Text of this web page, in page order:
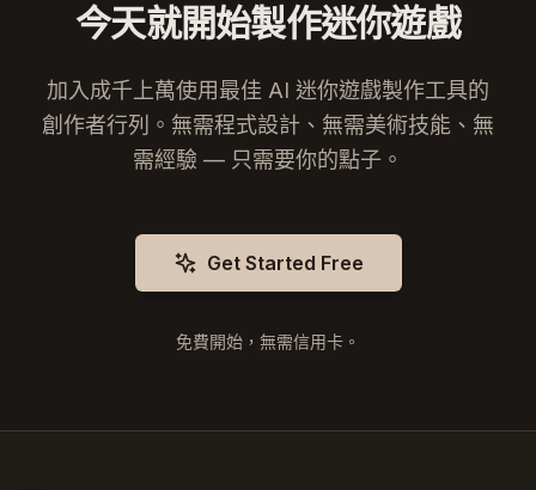
今天就開始製作迷你遊戲
加入成千上萬使用最佳 AI 迷你遊戲製作工具的
創作者行列。無需程式設計、無需美術技能、無
需經驗 — 只需要你的點子。
Get Started Free
免費開始，無需信用卡。